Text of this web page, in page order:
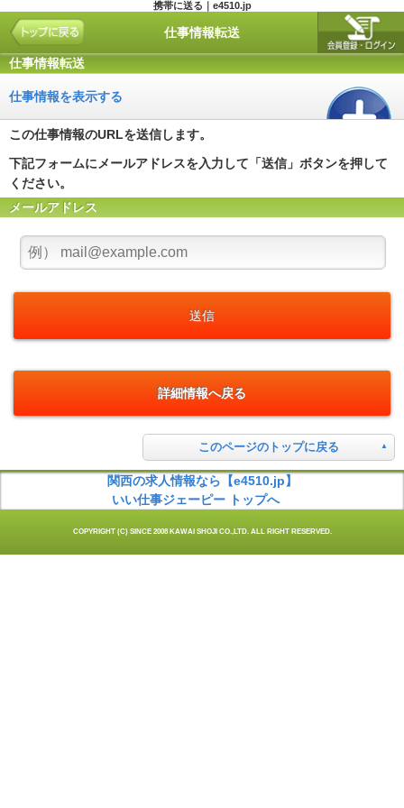
携帯に送る｜e4510.jp
仕事情報転送
仕事情報転送
仕事情報を表示する
この仕事情報のURLを送信します。
下記フォームにメールアドレスを入力して「送信」ボタンを押して
ください。
メールアドレス
詳細情報へ戻る
このページのトップに戻る
関西の求人情報なら【e4510.jp】
いい仕事ジェーピー トップへ
COPYRIGHT (C) SINCE 2008 KAWAI SHOJI CO.,LTD. ALL RIGHT RESERVED.